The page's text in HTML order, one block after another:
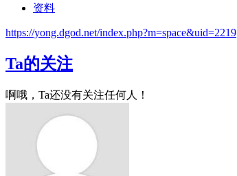
资料
https://yong.dgod.net/index.php?m=space&uid=2219
Ta的关注
啊哦，Ta还没有关注任何人！